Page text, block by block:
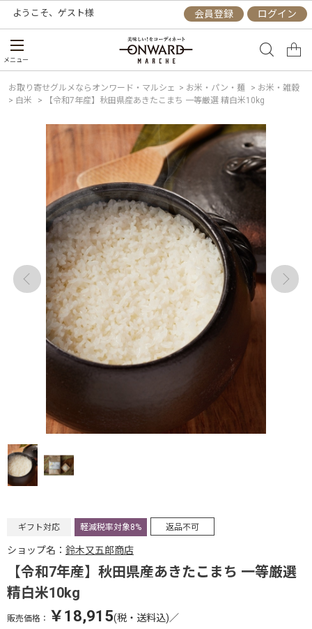
ようこそ、 ゲスト様 会員登録 ログイン
メニュー
お取り寄せグルメならオンワード・マルシェ > お米・パン・麺 > お米・雑穀
> 白米 > 【令和7年産】秋田県産あきたこまち 一等厳選 精白米10kg
ギフト対応 軽減税率対象8% 返品不可
ショップ名： 鈴木又五郎商店
【令和7年産】秋田県産あきたこまち 一等厳選
精白米10kg
販売価格： ￥18,915(税・送料込)／